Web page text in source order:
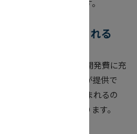
ットが見込めるのです。
力の強化に繋げられる
可能になる）
を商品・サービスの開発費に充
良い商品・サービスが提供で
たUGCがどんどん生まれるの
が行われるようになります。